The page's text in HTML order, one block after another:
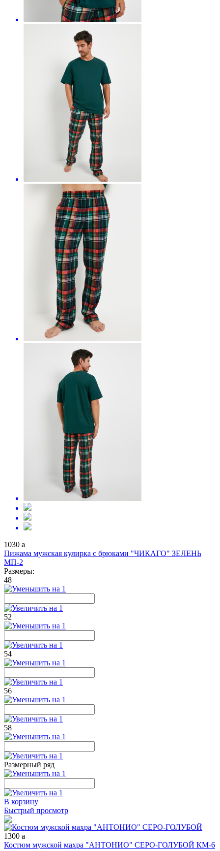
1030 a
Пижама мужская кулирка с брюками "ЧИКАГО" ЗЕЛЕНЬ
МП-2
Размеры:
48
52
54
56
58
Размерный ряд
В корзину
Быстрый просмотр
1300 a
Костюм мужской махра "АНТОНИО" СЕРО-ГОЛУБОЙ КМ-6